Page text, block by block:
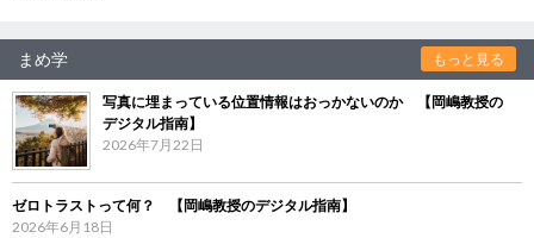
まめ学 もっと見る
写真に埋まっている位置情報はおっかないのか 【岡嶋教授の
デジタル指南】
2026年7月22日
ゼロトラストって何？ 【岡嶋教授のデジタル指南】
2026年6月18日